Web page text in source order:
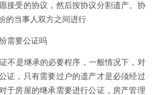
接受的协议，然后按协议分割遗产。协
的当事人双方之间进行
需要公证吗
不是继承的必要程序，一般情况下，对
证，只有需要过户的遗产才是必须经过
于房屋的继承需要进行公证，房产管理